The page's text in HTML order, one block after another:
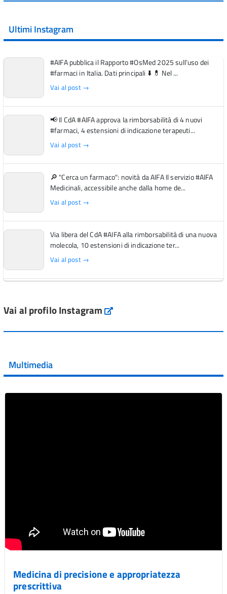
Ultimi Instagram
#AIFA pubblica il Rapporto #OsMed 2025 sull’uso dei
#farmaci in Italia. Dati principali ⬇️ 💊 Nel ...
Vai al post →
📢 Il CdA #AIFA approva la rimborsabilità di 4 nuovi
#farmaci, 4 estensioni di indicazione terapeuti...
Vai al post →
🔎 "Cerca un farmaco": novità da AIFA Il servizio #AIFA
Medicinali, accessibile anche dalla home de...
Vai al post →
Via libera del CdA #AIFA alla rimborsabilità di una nuova
molecola, 10 estensioni di indicazione ter...
Vai al post →
Vai al post →
Vai al post →
Vai al profilo Instagram Instagram
Multimedia
Medicina di precisione e appropriatezza
prescrittiva